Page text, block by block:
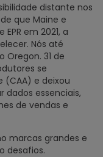
distante nos
que Maine e
em 2021, a
Nós até
Oregon. 31 de
se
(CAA) e deixou
dados essenciais,
de vendas e
marcas grandes e
desafios.